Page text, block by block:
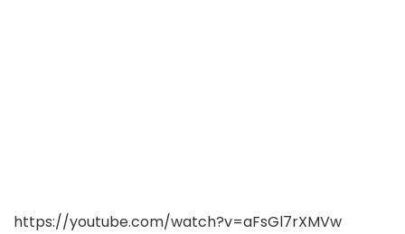
https://youtube.com/watch?v=aFsGl7rXMVw